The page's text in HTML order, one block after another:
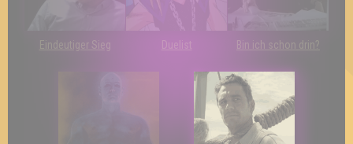
Eindeutiger Sieg Duelist Bin ich schon drin?